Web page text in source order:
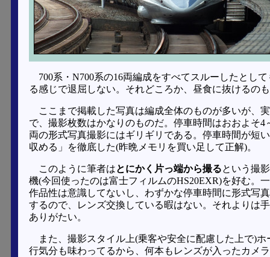
700系・N700系の16両編成をすべてスルーしたとし
る感じで退屈しない。それどころか、昼食に抜けるの
ここまで掲載した写真は編成全体のものが多いが、
で、撮影枚数はかなりのものだ。停車時間はおおよそ
両の形式写真撮影にはギリギリである。停車時間が短
収める」を徹底した(昨晩メモリを買い足して正解)。
このように筆者はとにかく片っ端から撮るという撮
機(今回使ったのは富士フィルムのHS20EXR)を好む。
作品性は意識してないし、わずかな停車時間に形式写
するので、レンズ交換している暇はない。それよりは
ありがたい。
また、撮影スタイル上(乗客や安全に配慮した上で)
行気分も味わってるから、何本もレンズが入ったカメ